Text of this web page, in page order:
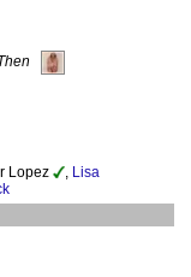
Lopez
Lisa